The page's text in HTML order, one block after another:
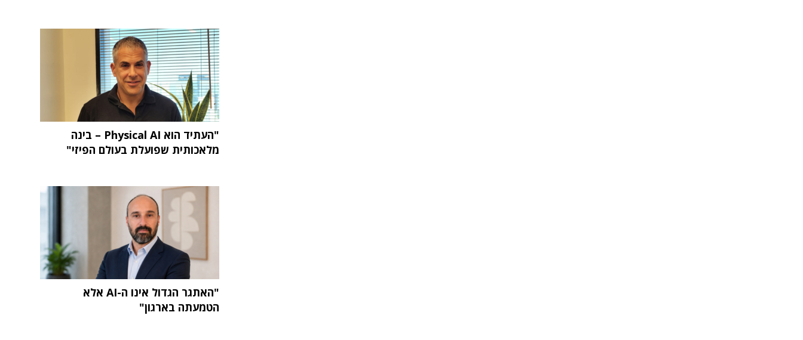
"העתיד הוא Physical AI – בינה
מלאכותית שפועלת בעולם הפיזי"
"האתגר הגדול אינו ה-AI אלא
הטמעתה בארגון"